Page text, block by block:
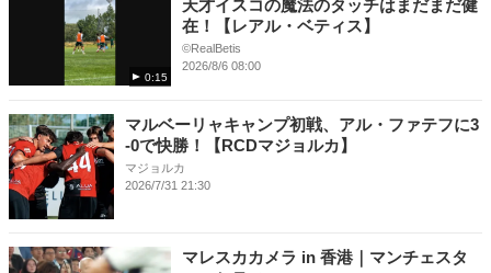
0:15
天才イスコの魔法のタッチはまだまだ健
在！【レアル・ベティス】
©RealBetis
2026/8/6 08:00
マルベーリャキャンプ初戦、アル・ファテフに3
-0で快勝！【RCDマジョルカ】
マジョルカ
2026/7/31 21:30
マレスカカメラ in 香港｜マンチェスタ